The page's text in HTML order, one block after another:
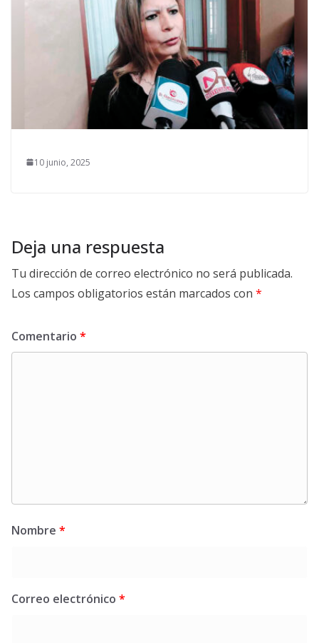
10 junio, 2025
Deja una respuesta
Tu dirección de correo electrónico no será publicada.
Los campos obligatorios están marcados con *
Comentario *
Nombre *
Correo electrónico *